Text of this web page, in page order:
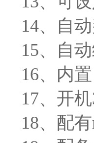
14、自
15、自
16、内
17、开
18、配